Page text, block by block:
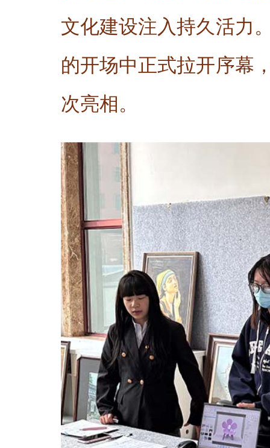
文化建设注入持久活力
的开场中正式拉开序幕
次亮相。